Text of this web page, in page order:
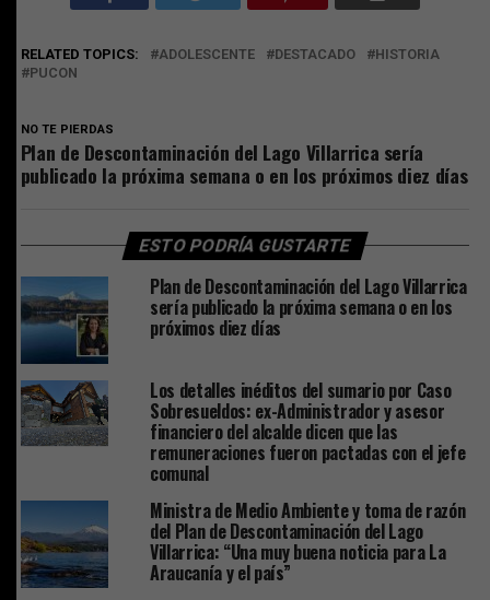
RELATED TOPICS: ADOLESCENTE DESTACADO
HISTORIA
PUCON
NO TE PIERDAS
Plan de Descontaminación del Lago Villarrica sería
publicado la próxima semana o en los próximos diez días
ESTO PODRÍA GUSTARTE
Plan de Descontaminación del Lago Villarrica
sería publicado la próxima semana o en los
próximos diez días
Los detalles inéditos del sumario por Caso
Sobresueldos: ex-Administrador y asesor
financiero del alcalde dicen que las
remuneraciones fueron pactadas con el jefe
comunal
Ministra de Medio Ambiente y toma de razón
del Plan de Descontaminación del Lago
Villarrica: “Una muy buena noticia para La
Araucanía y el país”